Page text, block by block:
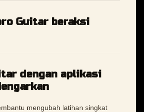
Guitar beraksi
dengan aplikasi
mengubah latihan singkat